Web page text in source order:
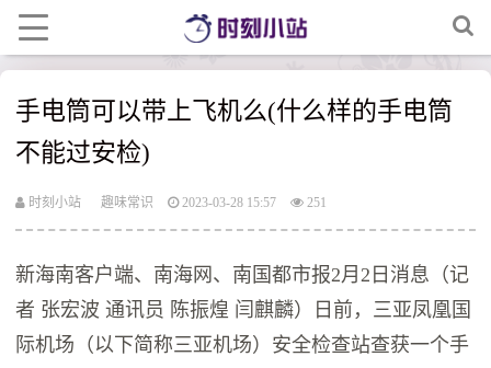
手电筒可以带上飞机么(什么样的手电筒
不能过安检)
时刻小站 趣味常识 2023-03-28 15:57 251
新海南客户端、南海网、南国都市报2月2日消息（记
者 张宏波 通讯员 陈振煌 闫麒麟）日前，三亚凤凰国
际机场（以下简称三亚机场）安全检查站查获一个手